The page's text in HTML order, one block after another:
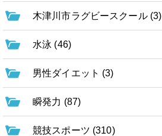
木津川市ラグビースクール (3)
水泳 (46)
男性ダイエット (3)
瞬発力 (87)
競技スポーツ (310)